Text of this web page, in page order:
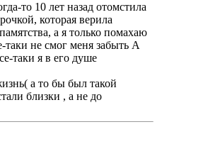
то 10 лет назад отомстила
которая верила
а я только помахаю
таки не смог меня забыть А
таки я в его душе
а то бы был такой
близки , а не до